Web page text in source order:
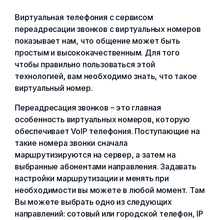
Виртуальная телефония с сервисом
переадресации звонков с виртуальных номеров
показывает нам, что общение может быть
простым и высококачественным. Для того
чтобы правильно пользоваться этой
технологией, вам необходимо знать, что такое
виртуальный номер.
Переадресация звонков – это главная
особенность виртуальных номеров, которую
обеспечивает VoIP телефония. Поступающие на
такие номера звонки сначала
маршрутизируются на сервер, а затем на
выбранные абонентами направления. Задавать
настройки маршрутизации и менять при
необходимости вы можете в любой момент. Там
Вы можете выбрать одно из следующих
направлений: сотовый или городской телефон, IP